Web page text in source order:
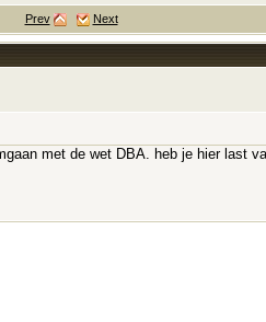
Prev Next
met de wet DBA. heb je hier last